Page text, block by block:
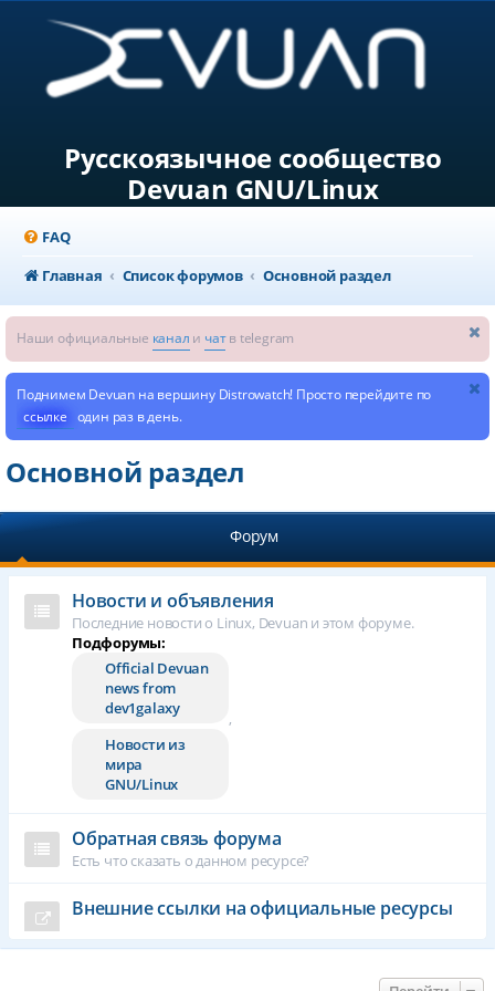
Русскоязычное сообщество
Devuan GNU/Linux
FAQ
Главная
Список форумов Основной раздел
Наши официальные канал и чатв telegram
Поднимем Devuan на вершину Distrowatch! Просто перейдите по
ссылке один раз в день.
Основной раздел
Форум
Новости и объявления
Последние новости о Linux, Devuan и этом форуме.
Подфорумы:
Official Devuan
news from
dev1galaxy
,
Новости из
мира
GNU/Linux
Обратная связь форума
Есть что сказать о данном ресурсе?
Внешние ссылки на официальные ресурсы